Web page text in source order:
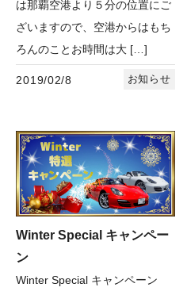
は那覇空港より５分の位置にご
ざいますので、空港からはもち
ろんのことお時間は大 […]
2019/02/8 お知らせ
Winter Special キャンペー
ン
Winter Special キャンペーン